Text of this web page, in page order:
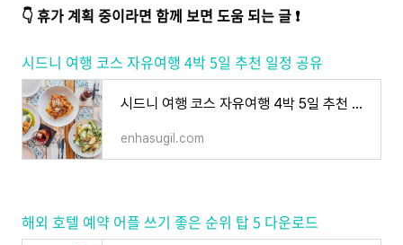
👇휴가 계획 중이라면 함께 보면 도움 되는 글 ❗️
시드니 여행 코스 자유여행 4박 5일 추천 일정 공유
시드니 여행 코스 자유여행 4박 5일 추천 일정 공유
enhasugil.com
해외 호텔 예약 어플 쓰기 좋은 순위 탑 5 다운로드